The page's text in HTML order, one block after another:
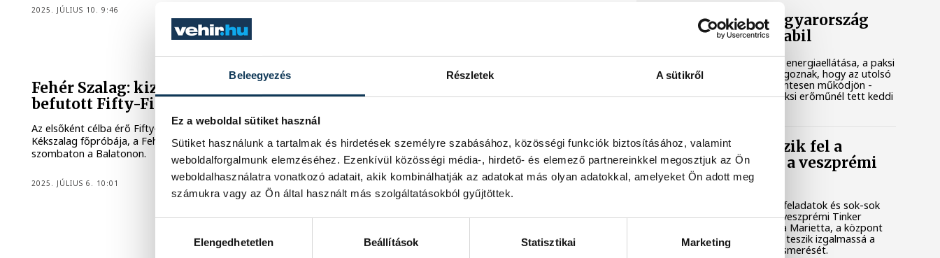
Beleegyezés Részletek A sütikről
Ez a weboldal sütiket használ
Sütiket használunk a tartalmak és hirdetések személyre szabásához, közösségi funkciók biztosításához, valamint
weboldalforgalmunk elemzéséhez. Ezenkívül közösségi média-, hirdető- és elemező partnereinkkel megosztjuk az Ön
weboldalhasználatra vonatkozó adatait, akik kombinálhatják az adatokat más olyan adatokkal, amelyeket Ön adott meg
számukra vagy az Ön által használt más szolgáltatásokból gyűjtöttek.
Elengedhetetlen
Beállítások Statisztikai Marketing
2025. JÚLIUS 10. 9:46
Fehér Szalag: kizárták az elsőként
befutott Fifty-Fiftyt
Az elsőként célba érő Fifty-Fifty kizárásával ért véget a
Kékszalag főpróbája, a Fehér Szalag vitorlásverseny
szombaton a Balatonon.
2025. JÚLIUS 6. 10:01
VITORLÁZÁS
élőben közvetíti a Magyar Telekom, amely az idei évtől
hároméves szerződést kötött a Magyar Vitorlás
Szövetséggel az esemény kizárólagos streaming és
tracking szolgáltatására.
Magyar Péter: Magyarország
energiaellátása stabil
Jelenleg stabil Magyarország energiaellátása, a paksi
erőmű munkatársai azon dolgoznak, hogy az utolsó
még termelő turbina hibamentesen működjön -
közölte a miniszterelnök a paksi erőműnél tett keddi
Játék közben fedezik fel a
tudomány világát a veszprémi
gyerekek
Látványos kísérletek, kreatív feladatok és sok-sok
élmény várja a gyerekeket a veszprémi Tinker
Labsben. Videónkban Balassa Marietta, a központ
vezetője mutatja be, hogyan teszik izgalmassá a
természettudományok megismerését.